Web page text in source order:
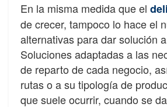
En la misma medida que el
de crecer, tampoco lo hace el
alternativas para dar solución
Soluciones adaptadas a las
de reparto de cada negocio,
rutas o a su tipología de
que suele ocurrir, cuando se